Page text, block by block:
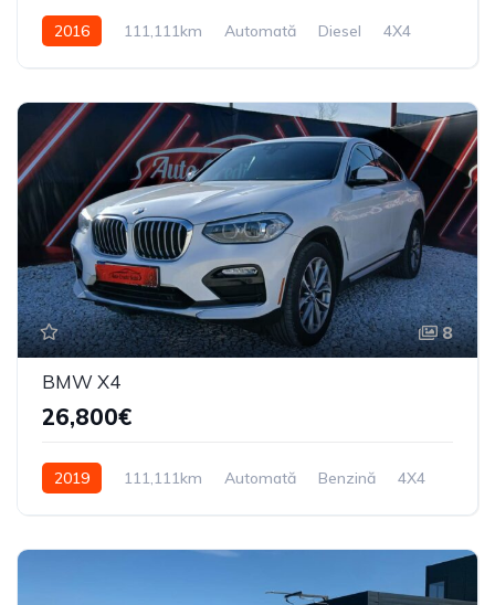
2016 111,111km Automată Diesel 4X4
8
BMW X4
26,800€
2019 111,111km Automată Benzină 4X4